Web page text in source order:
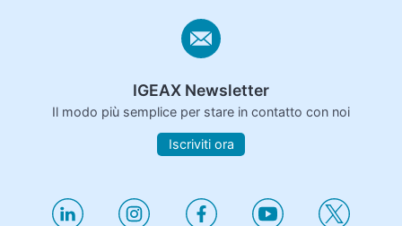
IGEAX Newsletter
Il modo più semplice per stare in contatto con noi
Iscriviti ora